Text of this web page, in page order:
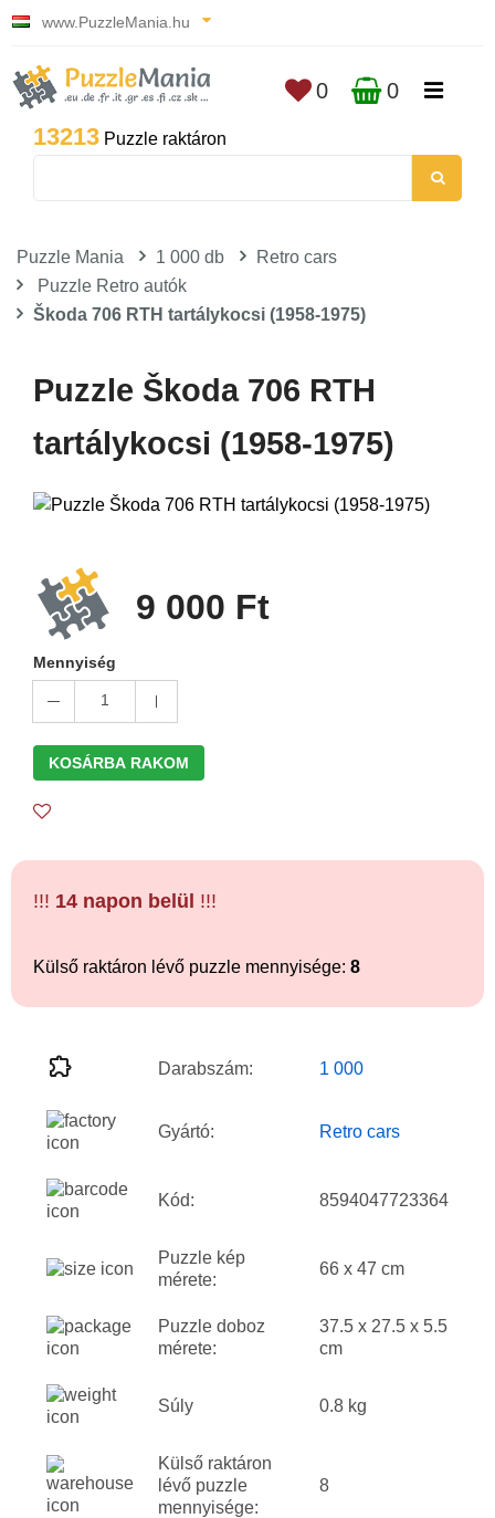
www.PuzzleMania.hu
13213 Puzzle raktáron
0 0
Puzzle Mania 1 000 db
Retro cars
Puzzle Retro autók
Škoda 706 RTH tartálykocsi (1958-1975)
Puzzle Škoda 706 RTH
tartálykocsi (1958-1975)
9 000 Ft
Mennyiség
1
KOSÁRBA RAKOM
!!! 14 napon belül !!!
Külső raktáron lévő puzzle mennyisége: 8
Darabszám: 1 000
Gyártó: Retro cars
Kód: 8594047723364
Puzzle kép
mérete:
66 x 47 cm
Puzzle doboz
mérete:
37.5 x 27.5 x 5.5
cm
Súly 0.8 kg
Külső raktáron
lévő puzzle
mennyisége:
8